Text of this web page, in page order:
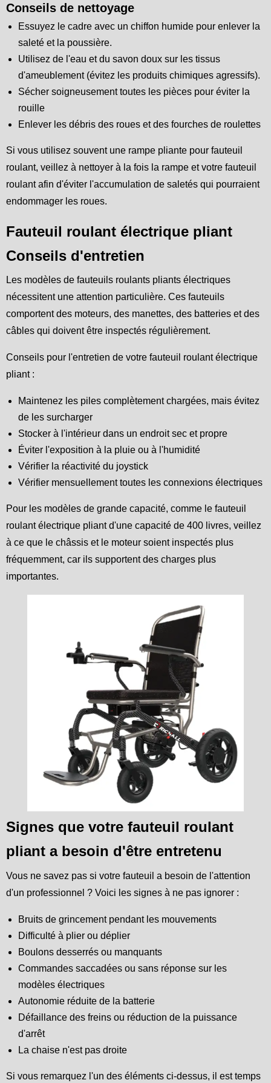
Conseils de nettoyage
Essuyez le cadre avec un chiffon humide pour enlever la
saleté et la poussière.
Utilisez de l'eau et du savon doux sur les tissus
d'ameublement (évitez les produits chimiques agressifs).
Sécher soigneusement toutes les pièces pour éviter la
rouille
Enlever les débris des roues et des fourches de roulettes
Si vous utilisez souvent une rampe pliante pour fauteuil
roulant, veillez à nettoyer à la fois la rampe et votre fauteuil
roulant afin d'éviter l'accumulation de saletés qui pourraient
endommager les roues.
Fauteuil roulant électrique pliant
Conseils d'entretien
Les modèles de fauteuils roulants pliants électriques
nécessitent une attention particulière. Ces fauteuils
comportent des moteurs, des manettes, des batteries et des
câbles qui doivent être inspectés régulièrement.
Conseils pour l'entretien de votre fauteuil roulant électrique
pliant :
Maintenez les piles complètement chargées, mais évitez
de les surcharger
Stocker à l'intérieur dans un endroit sec et propre
Éviter l'exposition à la pluie ou à l'humidité
Vérifier la réactivité du joystick
Vérifier mensuellement toutes les connexions électriques
Pour les modèles de grande capacité, comme le fauteuil
roulant électrique pliant d'une capacité de 400 livres, veillez
à ce que le châssis et le moteur soient inspectés plus
fréquemment, car ils supportent des charges plus
importantes.
Signes que votre fauteuil roulant
pliant a besoin d'être entretenu
Vous ne savez pas si votre fauteuil a besoin de l'attention
d'un professionnel ? Voici les signes à ne pas ignorer :
Bruits de grincement pendant les mouvements
Difficulté à plier ou déplier
Boulons desserrés ou manquants
Commandes saccadées ou sans réponse sur les
modèles électriques
Autonomie réduite de la batterie
Défaillance des freins ou réduction de la puissance
d'arrêt
La chaise n'est pas droite
Si vous remarquez l'un des éléments ci-dessus, il est temps